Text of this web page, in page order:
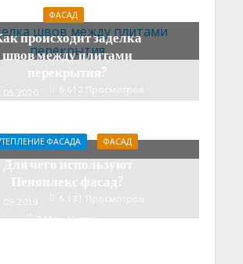
ФАСАД
происходит заделка
швов между плитами
перекрытия?
6 612 Просмотров
ФАСАДА ФАСАД
Для чего используют
Пеноплекс фасад?
6 131 Просмотров
7 Мин. Читать